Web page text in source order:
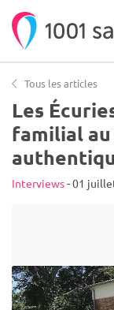
Tous les articles
Les
familial au
Interviews- 01